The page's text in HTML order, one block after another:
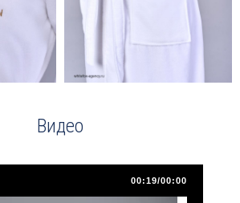
Видео
00:19/00:00